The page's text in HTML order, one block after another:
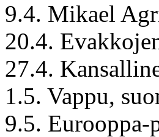
9.4. Mikael
20.4.
27.4.
1.5. Vappu,
9.5. Eurooppa-